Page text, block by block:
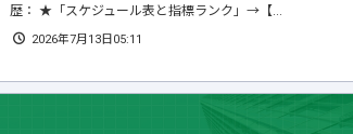
歴： ★「スケジュール表と指標ランク」→【...
2026年7月13日05:11